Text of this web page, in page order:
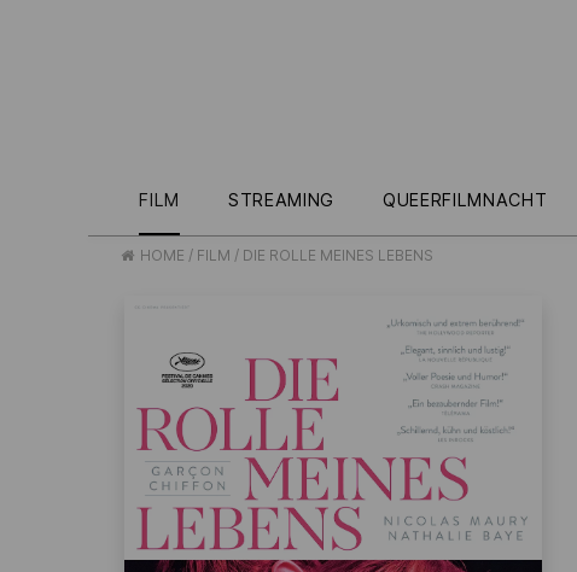
FILM STREAMING QUEERFILMNACHT
HOME / FILM / DIE ROLLE MEINES LEBENS